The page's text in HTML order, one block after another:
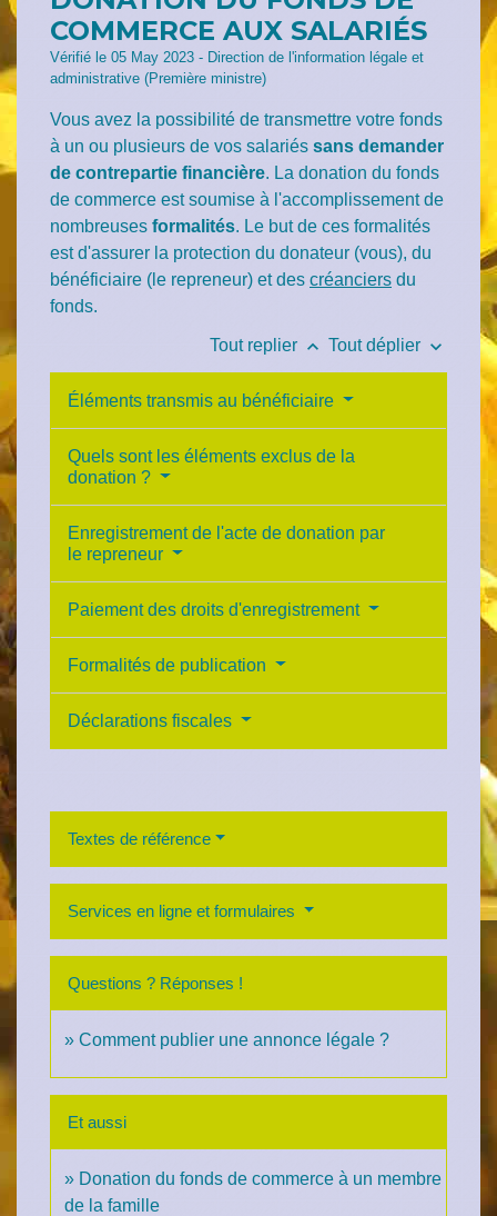
COMMERCE AUX SALARIÉS
Vérifié le 05 May 2023 - Direction de l'information légale et
administrative (Première ministre)
Vous avez la possibilité de transmettre votre fonds
à un ou plusieurs de vos salariés sans demander
de contrepartie financière. La donation du fonds
de commerce est soumise à l'accomplissement de
nombreuses formalités. Le but de ces formalités
est d'assurer la protection du donateur (vous), du
bénéficiaire (le repreneur) et des créanciers du
fonds.
Tout replier keyboard_arrow_up Tout déplier keyboard_arrow_down
Éléments transmis au bénéficiaire
Quels sont les éléments exclus de la
donation ?
Enregistrement de l'acte de donation par
le repreneur
Paiement des droits d'enregistrement
Formalités de publication
Déclarations fiscales
Textes de référence
Services en ligne et formulaires
Questions ? Réponses !
Comment publier une annonce légale ?
Et aussi
Donation du fonds de commerce à un membre
de la famille